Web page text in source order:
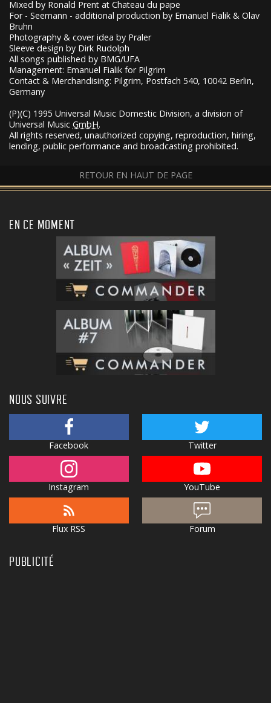
Mixed by Ronald Prent at Chateau du pape
For - Seemann - additional production by Emanuel Fialik & Olav
Bruhn
Photography & cover idea by Praler
Sleeve design by Dirk Rudolph
All songs published by BMG/UFA
Management: Emanuel Fialik for Pilgrim
Contact & Merchandising: Pilgrim, Postfach 540, 10042 Berlin,
Germany
(P)(C) 1995 Universal Music Domestic Division, a division of
Universal Music GmbH.
All rights reserved, unauthorized copying, reproduction, hiring,
lending, public performance and broadcasting prohibited.
RETOUR EN HAUT DE PAGE
EN CE MOMENT
NOUS SUIVRE
Facebook Twitter
Instagram YouTube
Flux RSS Forum
PUBLICITÉ